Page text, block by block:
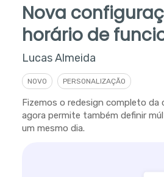
Nova
horário de
Lucas Almeida
NOVO PERSONALIZAÇÃO
Fizemos o redesign completo da
agora permite também definir
um mesmo dia.